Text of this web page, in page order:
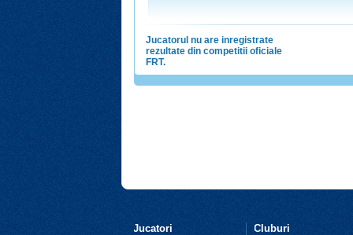
Jucatorul nu are inregistrate
rezultate din competitii oficiale
FRT.
Jucatori Cluburi